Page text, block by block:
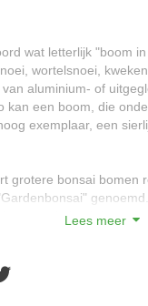
wat letterlijk "boom
wortelsnoei,
aluminium- of
kan een boom, die
exemplaar, een
grotere bonsai bomen
bomen zijn in al deze
enkel rassen welke
Enkele voorbeelden
Lees meer